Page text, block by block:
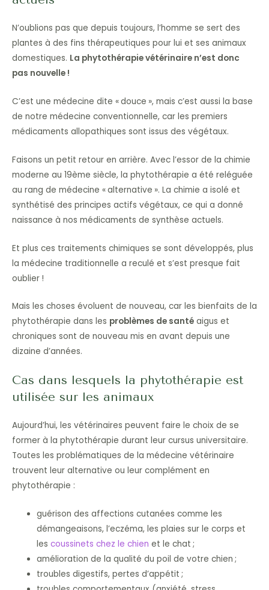
N’oublions pas que depuis toujours, l’homme se sert des
plantes à des fins thérapeutiques pour lui et ses animaux
domestiques. La phytothérapie vétérinaire n’est donc
pas nouvelle !
C’est une médecine dite « douce », mais c’est aussi la base
de notre médecine conventionnelle, car les premiers
médicaments allopathiques sont issus des végétaux.
Faisons un petit retour en arrière. Avec l’essor de la chimie
moderne au 19ème siècle, la phytothérapie a été reléguée
au rang de médecine « alternative ». La chimie a isolé et
synthétisé des principes actifs végétaux, ce qui a donné
naissance à nos médicaments de synthèse actuels.
Et plus ces traitements chimiques se sont développés, plus
la médecine traditionnelle a reculé et s’est presque fait
oublier !
Mais les choses évoluent de nouveau, car les bienfaits de la
phytothérapie dans les problèmes de santé aigus et
chroniques sont de nouveau mis en avant depuis une
dizaine d’années.
Cas dans lesquels la phytothérapie est
utilisée sur les animaux
Aujourd’hui, les vétérinaires peuvent faire le choix de se
former à la phytothérapie durant leur cursus universitaire.
Toutes les problématiques de la médecine vétérinaire
trouvent leur alternative ou leur complément en
phytothérapie :
guérison des affections cutanées comme les
démangeaisons, l’eczéma, les plaies sur le corps et
lescoussinets chez le chien et le chat ;
amélioration de la qualité du poil de votre chien ;
troubles digestifs, pertes d’appétit ;